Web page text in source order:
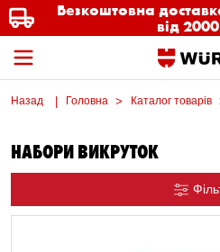
Безкоштовна
від
Назад Головна Каталог товарів
НАБОРИ ВИКРУТОК